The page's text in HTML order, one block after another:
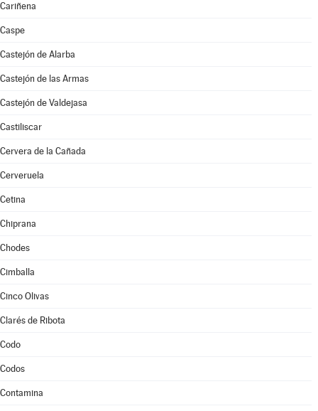
Cariñena
Caspe
Castejón de Alarba
Castejón de las Armas
Castejón de Valdejasa
Castiliscar
Cervera de la Cañada
Cerveruela
Cetina
Chiprana
Chodes
Cimballa
Cinco Olivas
Clarés de Ribota
Codo
Codos
Contamina